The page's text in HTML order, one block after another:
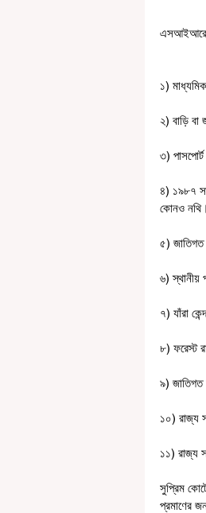
১)
২) বাড়ি বা
৩)
৪) ১৯৮৭
কোনও নথি।
৫) জাতিগত
৬) স্থানীয়
৭) যাঁরা
৮) ফরেস্ট
৯) জাতিগত
১০) রাজ্য
১১) রাজ্য
সুপ্রিম
প্রমাণের